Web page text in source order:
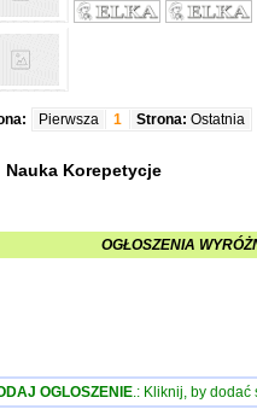
Pierwsza 1 Strona: Ostatnia
Nauka Korepetycje
OGŁOSZENIA
OGLOSZENIE.: Kliknij, by dodać